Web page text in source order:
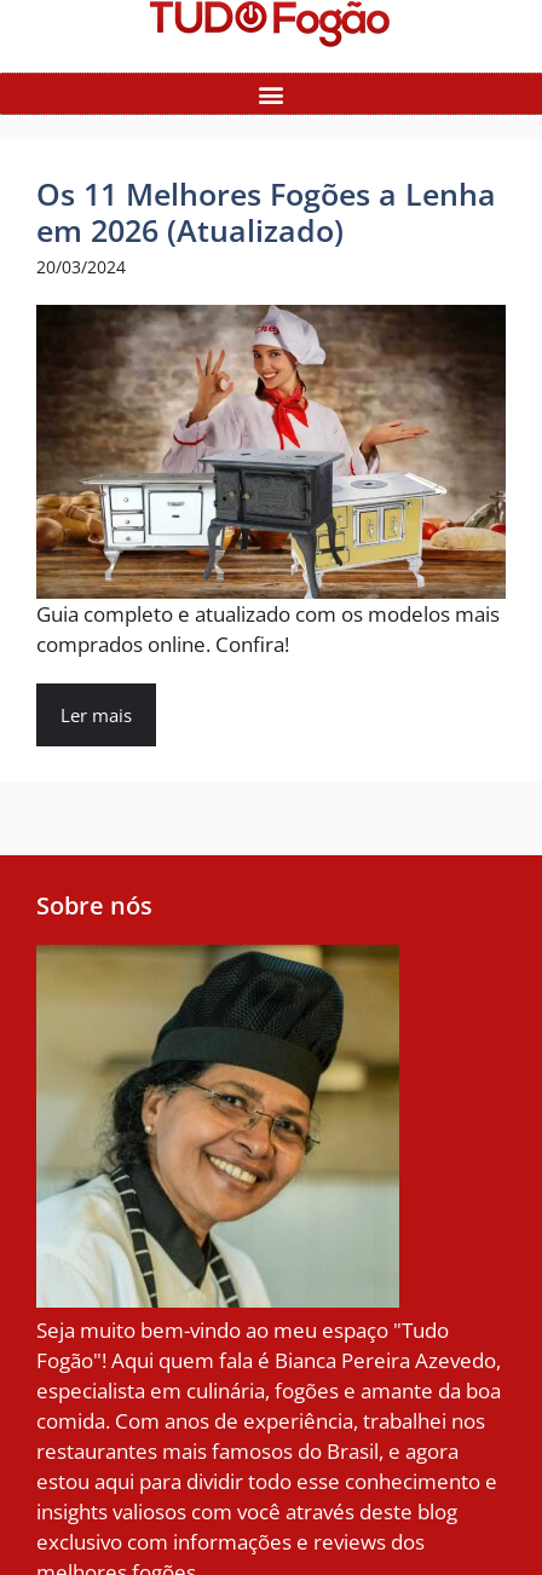
Os 11 Melhores Fogões a Lenha
em 2026 (Atualizado)
20/03/2024
Guia completo e atualizado com os modelos mais
comprados online. Confira!
Ler mais
Sobre nós
Seja muito bem-vindo ao meu espaço "Tudo
Fogão"! Aqui quem fala é Bianca Pereira Azevedo,
especialista em culinária, fogões e amante da boa
comida. Com anos de experiência, trabalhei nos
restaurantes mais famosos do Brasil, e agora
estou aqui para dividir todo esse conhecimento e
insights valiosos com você através deste blog
exclusivo com informações e reviews dos